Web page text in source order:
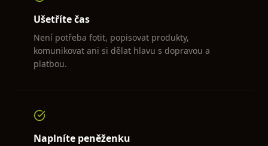
Ušetříte čas
Není potřeba fotit, popisovat produkty,
komunikovat ani si dělat hlavu s dopravou a
platbou.
Naplníte peněženku